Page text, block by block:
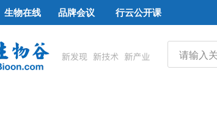
生物在线 品牌会议 行云公开课